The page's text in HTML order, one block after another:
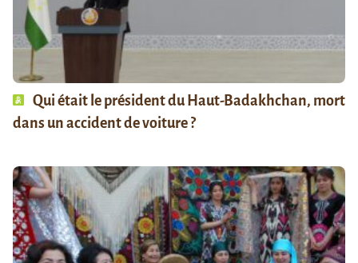
Qui était le président du Haut-Badakhchan, mort
dans un accident de voiture ?